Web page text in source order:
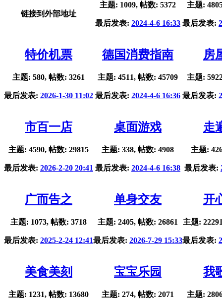
链接到外部地址
主题: 1009, 帖数: 5372
最后发表: 2024-4-6 16:33
主题:
最后发表:
特价机票
主题: 580, 帖数: 3261
最后发表: 2026-1-30 11:02
德国消费指南
主题: 4511, 帖数: 45709
最后发表: 2024-4-6 16:36
房
主题:
最后发表:
市百一店
主题: 4590, 帖数: 29815
最后发表: 2026-2-20 20:41
桌面游戏
主题: 338, 帖数: 4908
最后发表: 2024-4-6 16:38
走
主题:
最后发表:
广而告之
主题: 1073, 帖数: 3718
最后发表: 2025-2-24 12:41
单身交友
主题: 2405, 帖数: 26861
最后发表: 2026-7-29 15:33
开
主题:
最后发表:
美食美刻
主题: 1231, 帖数: 13680
宝宝乐园
主题: 274, 帖数: 2071
我
主题: